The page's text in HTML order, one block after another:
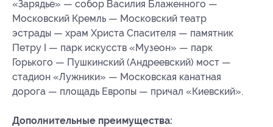
«Зарядье» — собор Василия Блаженного —
Московский Кремль — Московский театр
эстрады — храм Христа Спасителя — памятник
Петру I — парк искусств «Музеон» — парк
Горького — Пушкинский (Андреевский) мост —
стадион «Лужники» — Московская канатная
дорога — площадь Европы — причал «Киевский».
Дополнительные преимущества: